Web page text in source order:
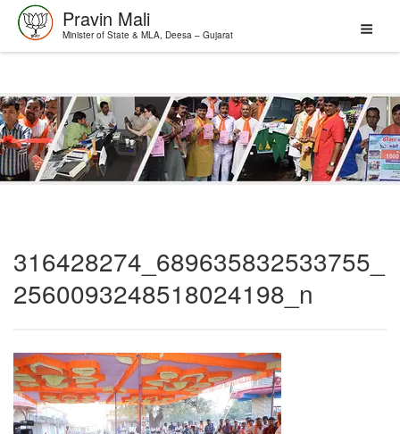
Skip
to
content
Pravin Mali
Minister of State & MLA, Deesa – Gujarat
316428274_689635832533755_
2560093248518024198_n